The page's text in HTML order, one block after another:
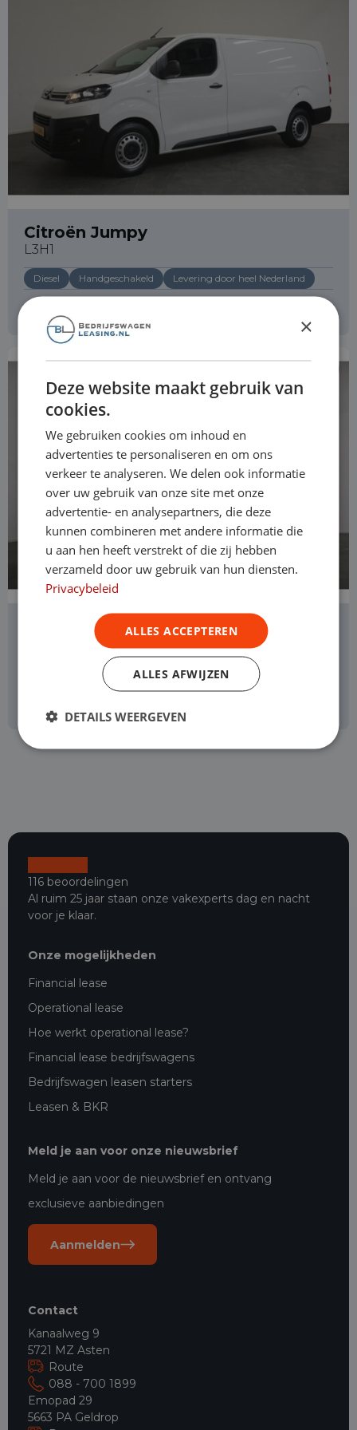
Citroën Jumpy
L3H1
Diesel Handgeschakeld Levering door heel Nederland
Citroën Jumpy
Handgeschakeld Levering door heel Nederland
116 beoordelingen
Al ruim 25 jaar staan onze vakexperts dag en nacht
voor je klaar.
Onze mogelijkheden
Financial lease
Operational lease
Hoe werkt operational lease?
Financial lease bedrijfswagens
Bedrijfswagen leasen starters
Leasen & BKR
Meld je aan voor onze nieuwsbrief
Meld je aan voor de nieuwsbrief en ontvang
exclusieve aanbiedingen
Aanmelden
Contact
Kanaalweg 9
5721 MZ Asten
Route
088 - 700 1899
Emopad 29
5663 PA Geldrop
×
Deze website maakt gebruik van
cookies.
We gebruiken cookies om inhoud en
advertenties te personaliseren en om ons
verkeer te analyseren. We delen ook informatie
over uw gebruik van onze site met onze
advertentie- en analysepartners, die deze
kunnen combineren met andere informatie die
u aan hen heeft verstrekt of die zij hebben
verzameld door uw gebruik van hun diensten.
Privacybeleid
ALLES ACCEPTEREN
ALLES AFWIJZEN
DETAILS WEERGEVEN